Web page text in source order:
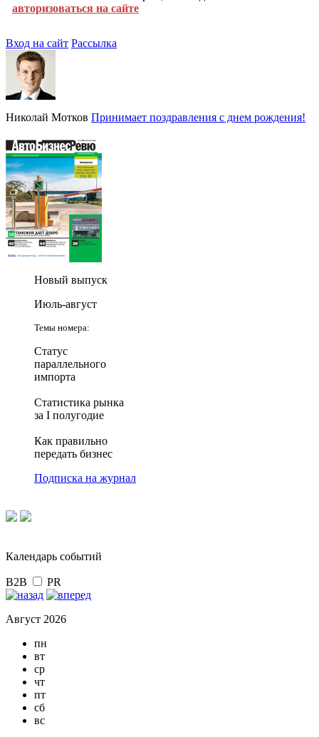
авторизоваться на сайте
Вход на сайт Рассылка
Николай Мотков Принимает поздравления с днем рождения!
Новый выпуск
Июль-август
Темы номера:
Статус
параллельного
импорта
Статистика рынка
за I полугодие
Как правильно
передать бизнес
Подписка на журнал
Календарь событий
B2B PR
Август 2026
пн
вт
ср
чт
пт
сб
вс